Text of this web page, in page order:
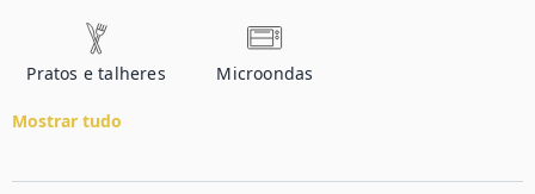
Pratos e talheres Microondas
Mostrar tudo